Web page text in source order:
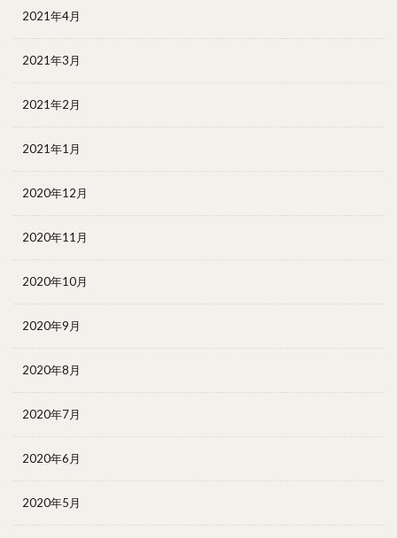
2021年4月
2021年3月
2021年2月
2021年1月
2020年12月
2020年11月
2020年10月
2020年9月
2020年8月
2020年7月
2020年6月
2020年5月